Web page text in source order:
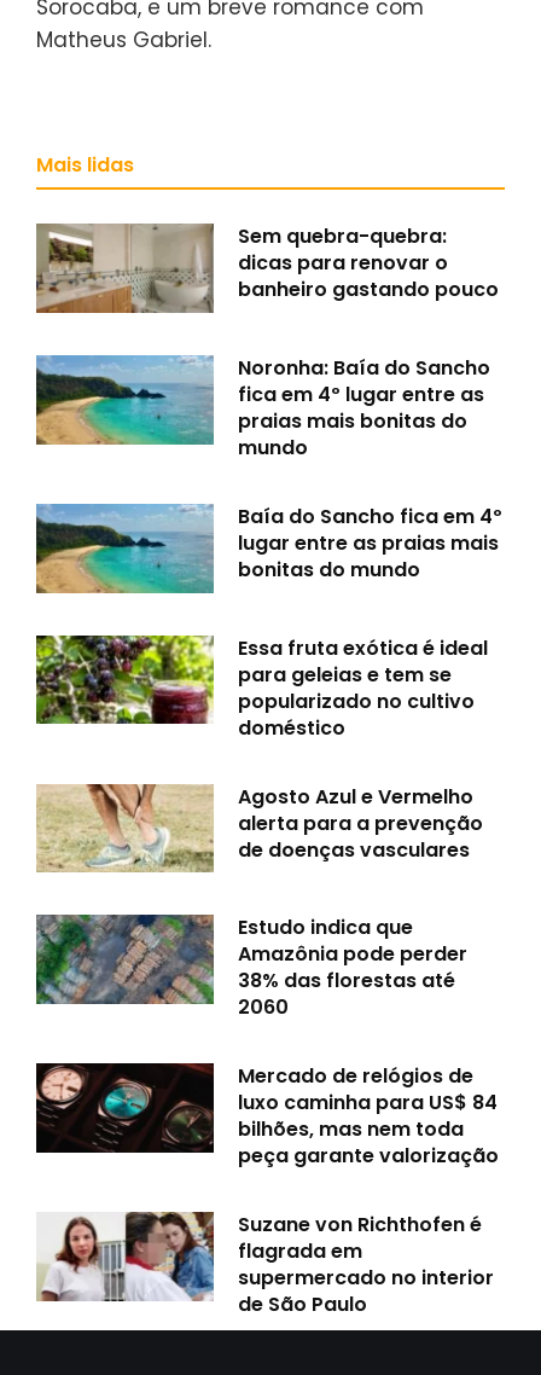
Sorocaba, e um breve romance com
Matheus Gabriel.
Mais lidas
Sem quebra-quebra:
dicas para renovar o
banheiro gastando pouco
Noronha: Baía do Sancho
fica em 4º lugar entre as
praias mais bonitas do
mundo
Baía do Sancho fica em 4º
lugar entre as praias mais
bonitas do mundo
Essa fruta exótica é ideal
para geleias e tem se
popularizado no cultivo
doméstico
Agosto Azul e Vermelho
alerta para a prevenção
de doenças vasculares
Estudo indica que
Amazônia pode perder
38% das florestas até
2060
Mercado de relógios de
luxo caminha para US$ 84
bilhões, mas nem toda
peça garante valorização
Suzane von Richthofen é
flagrada em
supermercado no interior
de São Paulo